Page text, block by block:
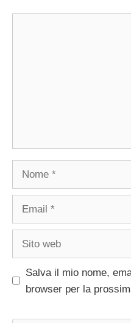
Nome
Email
Sito
Salva il mio nome,
browser per la